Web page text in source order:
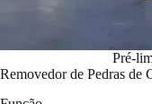
Pré-
Removedor de Pedras de